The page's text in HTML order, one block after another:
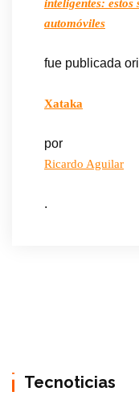
inteligentes: estos
automóviles
fue publicada
Xataka
por
Ricardo Aguilar
.
Tecnoticias